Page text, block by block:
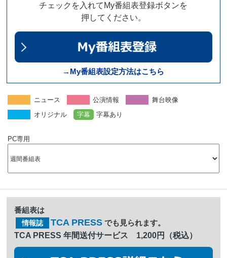
チェックを入れてMy番組表登録ボタンを
押してください。
→My番組表設定方法はこちら
ニュース 公演情報
舞台映像
オリジナル
字幕 字幕あり
PC専用
番組表は
情報誌 TCA PRESS でも見られます。
TCA PRESS 年間送付サービス 1,200円（税込）